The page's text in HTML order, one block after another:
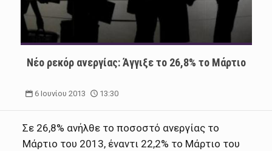
Νέο ρεκόρ ανεργίας: Άγγιξε το 26,8% το Μάρτιο
6 Ιουνίου 2013 13:30
Σε 26,8% ανήλθε το ποσοστό ανεργίας το
Μάρτιο του 2013, έναντι 22,2% το Μάρτιο του